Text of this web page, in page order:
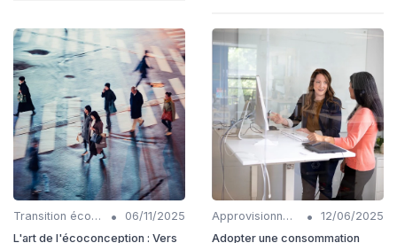
Transition écologique •
06/11/2025
L'art de l'écoconception : Vers
Approvisionnements responsables •
12/06/2025
Adopter une consommation